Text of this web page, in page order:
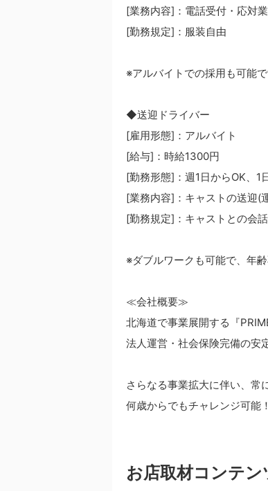
[業務内容]：電話受付・応対
[勤務規定]：服装自由
※アルバイトでの採用も可能
◆送迎ドライバー
[雇用形態]：アルバイト
[給与]：時給1300円
[勤務形態]：週1日からOK、1
[業務内容]：キャストの送迎(
[勤務規定]：キャストとの会
※ダブルワークも可能で、年
≪会社概要≫
北海道で事業展開する『
法人運営・社会保険完備の安
さらなる事業拡大に伴い、常
何歳からでもチャレンジ可能
お店取材コンテン